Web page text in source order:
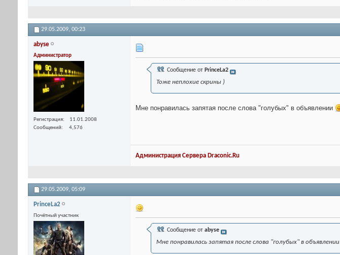
29.05.2009, 00:23
abyse
Администратор
Регистрация
11.01.2008
Сообщений
4,576
Сообщение от PrinceLa2
Тоже неплохие скрины )
Мне понравилась запятая после слова "голубых" в объявлении
Администрация Сервера Draconic.Ru
29.05.2009, 05:09
PrinceLa2
Почётный участник
Сообщение от abyse
Мне понравилась запятая после слова "голубых" в объявлении